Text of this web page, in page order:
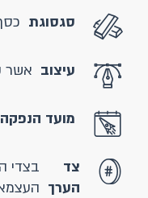
סגסוגת כסף 0.925
עיצוב אשר
מועד הנפקה
צד
הערך
בצדי